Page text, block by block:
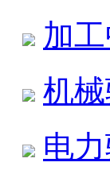
加
机
电